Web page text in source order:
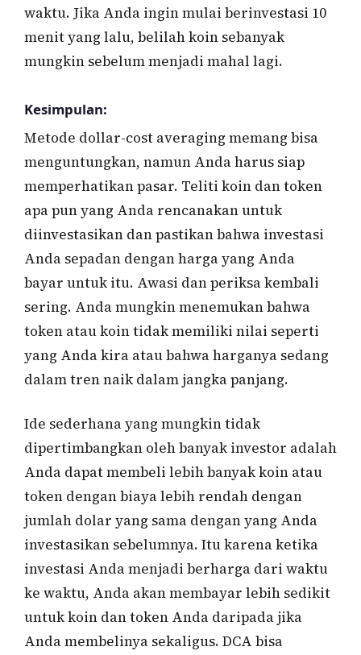
waktu. Jika Anda ingin mulai berinvestasi 10
menit yang lalu, belilah koin sebanyak
mungkin sebelum menjadi mahal lagi.
Kesimpulan:
Metode dollar-cost averaging memang bisa
menguntungkan, namun Anda harus siap
memperhatikan pasar. Teliti koin dan token
apa pun yang Anda rencanakan untuk
diinvestasikan dan pastikan bahwa investasi
Anda sepadan dengan harga yang Anda
bayar untuk itu. Awasi dan periksa kembali
sering. Anda mungkin menemukan bahwa
token atau koin tidak memiliki nilai seperti
yang Anda kira atau bahwa harganya sedang
dalam tren naik dalam jangka panjang.
Ide sederhana yang mungkin tidak
dipertimbangkan oleh banyak investor adalah
Anda dapat membeli lebih banyak koin atau
token dengan biaya lebih rendah dengan
jumlah dolar yang sama dengan yang Anda
investasikan sebelumnya. Itu karena ketika
investasi Anda menjadi berharga dari waktu
ke waktu, Anda akan membayar lebih sedikit
untuk koin dan token Anda daripada jika
Anda membelinya sekaligus. DCA bisa